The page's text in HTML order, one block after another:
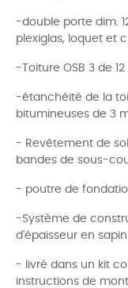
-double porte dim.
plexiglas, loquet et
-Toiture OSB 3 de
-étanchéité de la
bitumineuses de 3
- Revêtement de
bandes de sous-
- poutre de
-Système de
d'épaisseur en
- livré dans un kit
instructions de